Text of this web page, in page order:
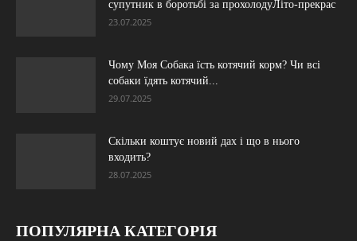
супутник в боротьбі за прохолодуЛіто-прекрас
23.07.2025
Чому Моя Собака їсть котячий корм? Чи всі
собаки їдять котячий...
29.07.2025
Скільки коштує новий дах і що в нього
входить?
28.07.2025
ПОПУЛЯРНА КАТЕГОРІЯ